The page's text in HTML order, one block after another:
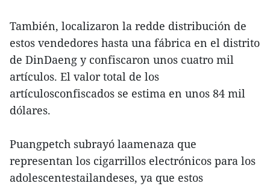
También, localizaron la redde distribución de
estos vendedores hasta una fábrica en el distrito
de DinDaeng y confiscaron unos cuatro mil
artículos. El valor total de los
artículosconfiscados se estima en unos 84 mil
dólares.
Puangpetch subrayó laamenaza que
representan los cigarrillos electrónicos para los
adolescentestailandeses, ya que estos